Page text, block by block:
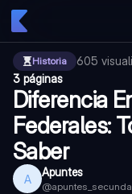
Historia 605
3 páginas
Diferencia
Federales:
Saber
A Apuntes
@